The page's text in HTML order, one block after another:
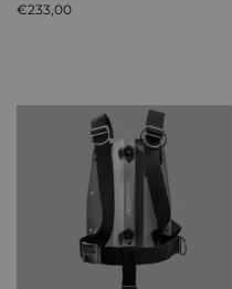
€233,00